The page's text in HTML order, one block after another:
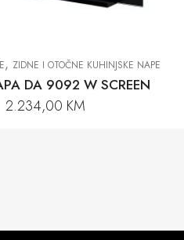
, ZIDNE I OTOČNE KUHINJSKE NAPE
DA 9092 W SCREEN
2.234,00 KM